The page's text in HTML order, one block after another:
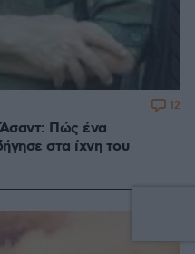
Άσαντ: Πώς ένα
στα ίχνη του
12